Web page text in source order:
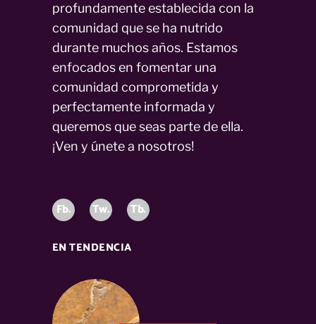
profundamente establecida con la
comunidad que se ha nutrido
durante muchos años. Estamos
enfocados en fomentar una
comunidad comprometida y
perfectamente informada y
queremos que seas parte de ella.
¡Ven y únete a nosotros!
Fb. Tw. Tb.
EN TENDENCIA